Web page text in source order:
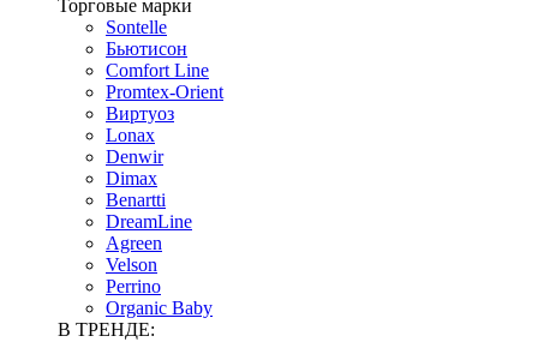
Торговые марки
Sontelle
Бьютисон
Comfort Line
Promtex-Orient
Виртуоз
Lonax
Denwir
Dimax
Benartti
DreamLine
Agreen
Velson
Perrino
Organic Baby
В ТРЕНДЕ: